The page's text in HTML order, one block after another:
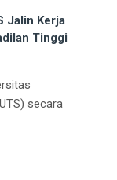
Jalin Kerja
Tinggi
secara